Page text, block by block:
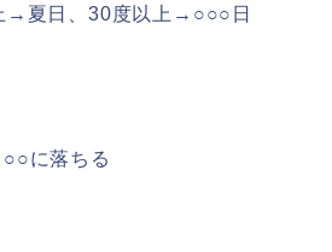
→夏日、30度以上→○○○日
に落ちる